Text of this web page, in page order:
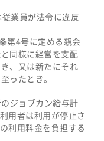
業員が法令に違反
第4号に定める親会
同様に経営を支配
、又は新たにそれ
ったとき。
ジョブカン給与計
用者は利用が停止さ
利用料金を負担する